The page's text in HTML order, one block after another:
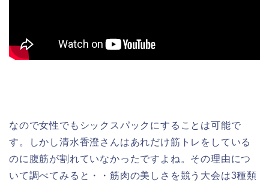
なので女性でもシックスパックにすることは可能で
す。しかし清水香澄さんはあれだけ筋トレをしている
のに腹筋が割れていなかったですよね。その理由につ
いて調べてみると・・筋肉の美しさを競う大会は3種類